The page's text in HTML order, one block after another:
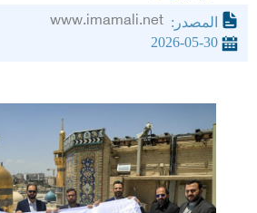
المصدر:
2026-05-30